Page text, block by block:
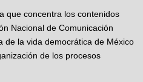
que concentra los contenidos
Nacional de Comunicación
de la vida democrática de México
de los procesos